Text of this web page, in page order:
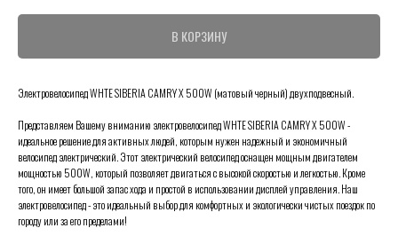
В КОРЗИНУ
Электровелосипед WHTE SIBERIA CAMRY X 500W (матовый черный) двухподвесный.
Представляем Вашему вниманию электровелосипед WHTE SIBERIA CAMRY X 500W -
идеальное решение для активных людей, которым нужен надежный и экономичный
велосипед электрический. Этот электрический велосипед оснащен мощным двигателем
мощностью 500W, который позволяет двигаться с высокой скоростью и легкостью. Кроме
того, он имеет большой запас хода и простой в использовании дисплей управления. Наш
электровелосипед - это идеальный выбор для комфортных и экологически чистых поездок по
городу или за его пределами!